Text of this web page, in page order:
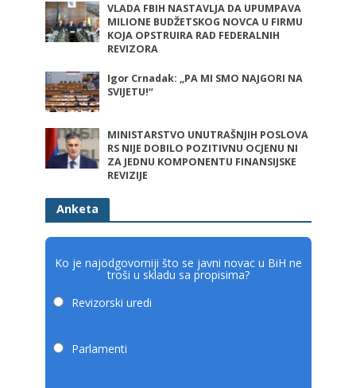
VLADA FBIH NASTAVLJA DA UPUMPAVA
MILIONE BUDŽETSKOG NOVCA U FIRMU
KOJA OPSTRUIRA RAD FEDERALNIH
REVIZORA
Igor Crnadak: „PA MI SMO NAJGORI NA
SVIJETU!“
MINISTARSTVO UNUTRAŠNJIH POSLOVA
RS NIJE DOBILO POZITIVNU OCJENU NI
ZA JEDNU KOMPONENTU FINANSIJSKE
REVIZIJE
Anketa
Ko je najodgovorniji što se javni novac u BiH ne
troši u skladu sa propisima?
Revizorski uredi
Parlamenti